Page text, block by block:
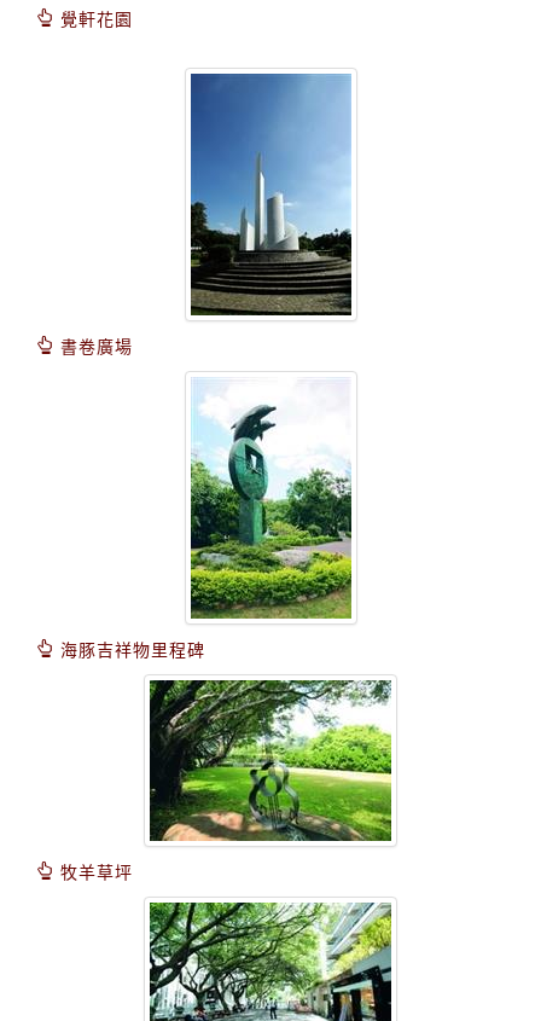
覺軒花園
書卷廣場
海豚吉祥物里程碑
牧羊草坪